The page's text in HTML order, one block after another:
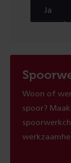
Ja
Woon of
spoor?